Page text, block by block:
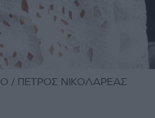
/ ΠΕΤΡΟΣ ΝΙΚΟΛΑΡΕΑΣ